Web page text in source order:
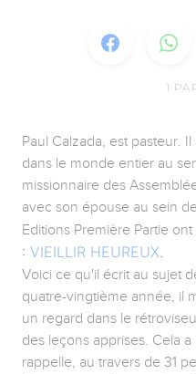
1
Paul Calzada, est pasteur.
dans le monde entier au
missionnaire des
avec son épouse au sein
Editions Première Partie ont
: VIEILLIR HEUREUX.
Voici ce qu'il écrit au sujet
quatre-vingtième année, il
un regard dans le
des leçons apprises. Cela
rappelle, au travers de 31